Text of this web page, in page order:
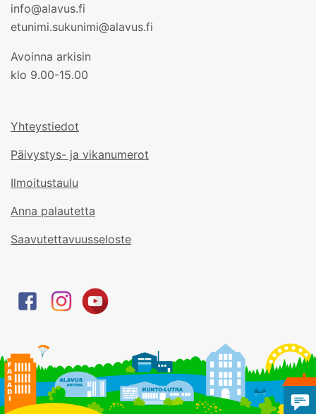
info@alavus.fi
etunimi.sukunimi@alavus.fi
Avoinna arkisin
klo 9.00-15.00
Yhteystiedot
Päivystys- ja vikanumerot
Ilmoitustaulu
Anna palautetta
Saavutettavuusseloste